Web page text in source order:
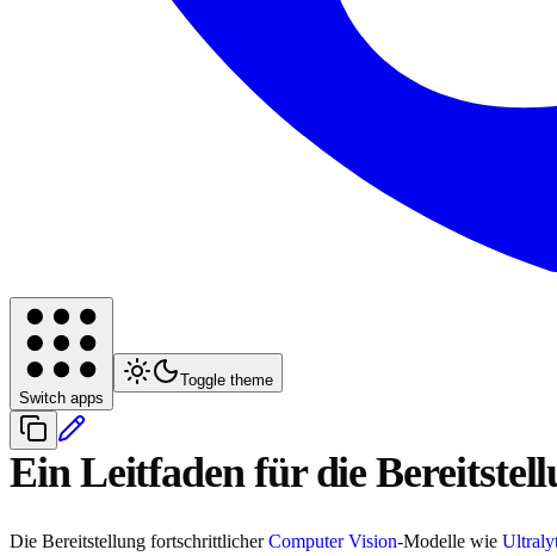
Switch apps
Toggle theme
Ein Leitfaden für die
Die Bereitstellung fortschrittlicherComputer Vision-Modelle wie